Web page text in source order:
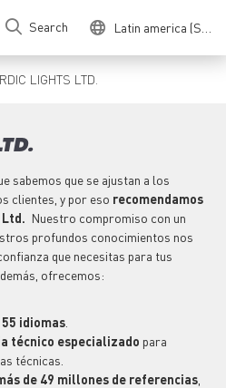
Search Latin america (Spanish)
LIGHTS LTD.
sabemos que se ajustan a los
clientes, y por eso recomendamos
Nuestro compromiso con un
profundos conocimientos nos
que necesitas para tus
ofrecemos:
55 idiomas
técnico especializado para
técnicas.
de 49 millones de referencias